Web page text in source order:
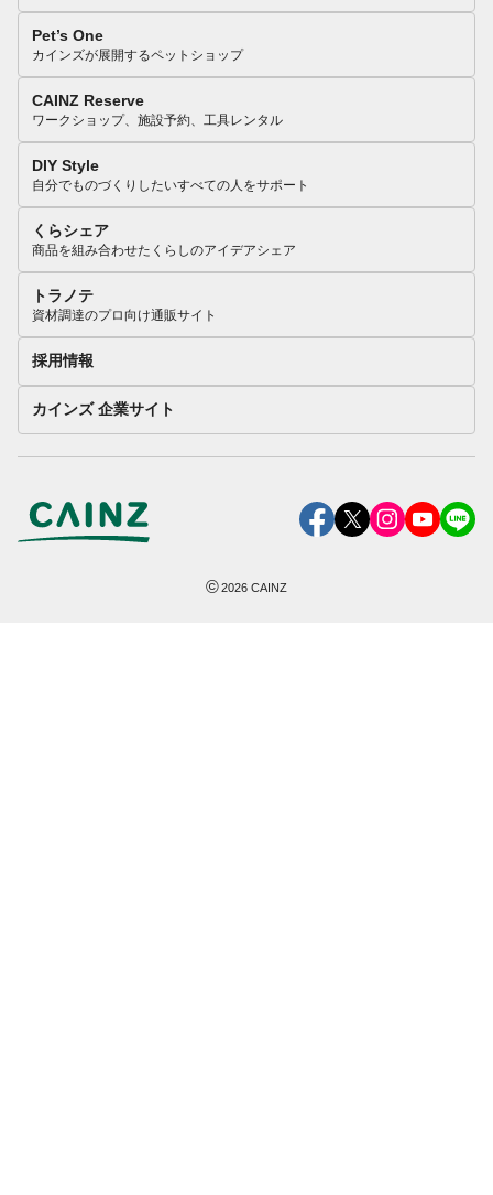
Pet’s One
カインズが展開するペットショップ
CAINZ Reserve
ワークショップ、施設予約、工具レンタル
DIY Style
自分でものづくりしたいすべての人をサポート
くらシェア
商品を組み合わせたくらしのアイデアシェア
トラノテ
資材調達のプロ向け通販サイト
採用情報
カインズ 企業サイト
©2026 CAINZ